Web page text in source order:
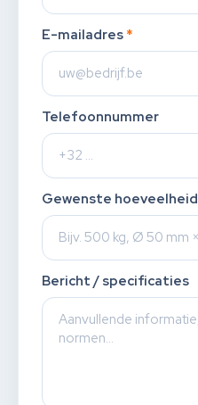
E-mailadres *
Telefoonnummer
Gewenste hoeveelheid
Bericht / specificaties